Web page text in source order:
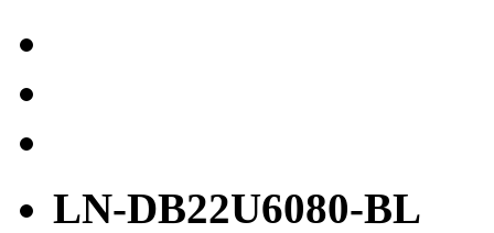
LN-DB22U6080-BL